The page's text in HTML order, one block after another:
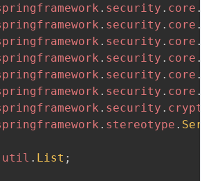
. security . core .
. security . core .
. security . core .
. security . core .
. security . core .
. security . core .
. security . crypto
. stereotype .
util . List ;